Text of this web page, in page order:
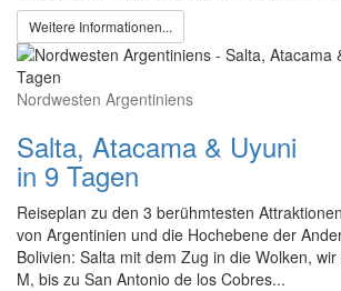
Weitere Informationen...
Nordwesten Argentiniens
Salta, Atacama & Uyuni
in 9 Tagen
Reiseplan zu den 3 berühmtesten
von Argentinien und die Hochebene der
Bolivien: Salta mit dem Zug in die Wolken,
M, bis zu San Antonio de los Cobres...